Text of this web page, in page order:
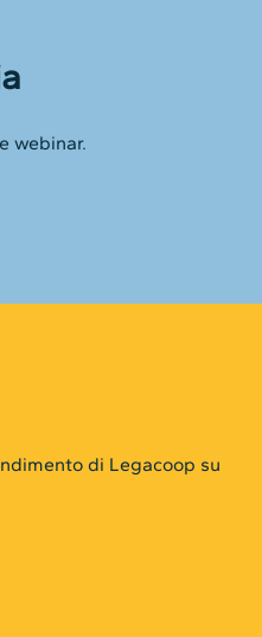
webinar.
di Legacoop su